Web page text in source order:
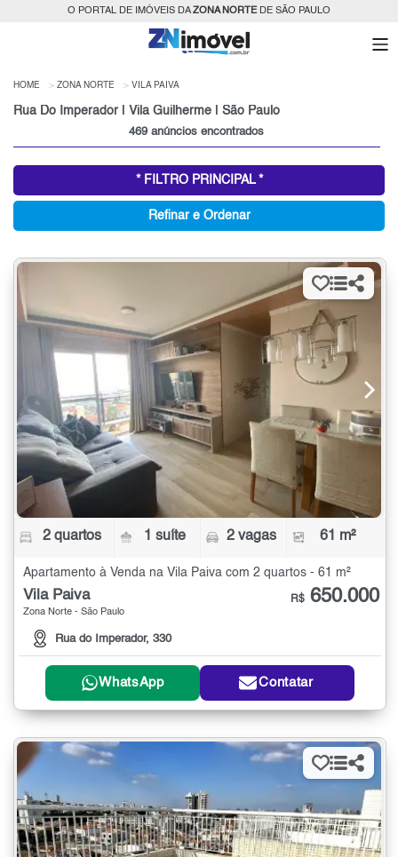
O PORTAL DE IMÓVEIS DAZONA NORTEDE SÃO PAULO
HOME ZONA NORTE VILA PAIVA
Rua Do Imperador | Vila Guilherme | São Paulo
469 anúncios encontrados
* FILTRO PRINCIPAL *
Refinar e Ordenar
2 quartos 1 suíte 2 vagas 61 m²
Apartamento à Venda na Vila Paiva com 2 quartos - 61 m²
Vila Paiva
Zona Norte - São Paulo
Rua do Imperador, 330
R$ 650.000
WhatsApp Contatar